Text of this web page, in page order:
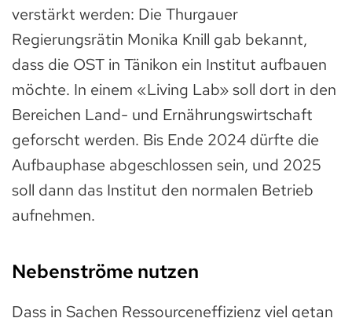
verstärkt werden: Die Thurgauer
Regierungsrätin Monika Knill gab bekannt,
dass die OST in Tänikon ein Institut aufbauen
möchte. In einem «Living Lab» soll dort in den
Bereichen Land- und Ernährungswirtschaft
geforscht werden. Bis Ende 2024 dürfte die
Aufbauphase abgeschlossen sein, und 2025
soll dann das Institut den normalen Betrieb
aufnehmen.
Nebenströme nutzen
Dass in Sachen Ressourceneffizienz viel getan